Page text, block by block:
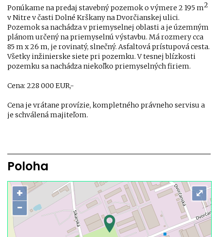
Ponúkame na predaj stavebný pozemok o výmere 2 195 m2
v Nitre v časti Dolné Krškany na Dvorčianskej ulici.
Pozemok sa nachádza v priemyselnej oblasti a je územným
plánom určený na priemyselnú výstavbu. Má rozmery cca
85 m x 26 m, je rovinatý, slnečný. Asfaltová prístupová cesta.
Všetky inžinierske siete pri pozemku. V tesnej blízkosti
pozemku sa nachádza niekoľko priemyselných firiem.
Cena: 228 000 EUR,-
Cena je vrátane provízie, kompletného právneho servisu a
je schválená majiteľom.
Poloha
+
−
⤢